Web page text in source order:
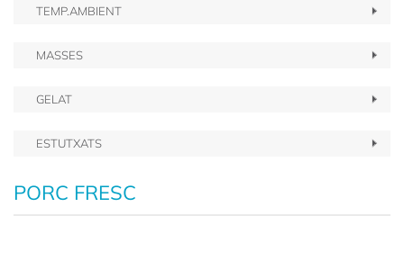
TEMP.AMBIENT
MASSES
GELAT
ESTUTXATS
PORC FRESC